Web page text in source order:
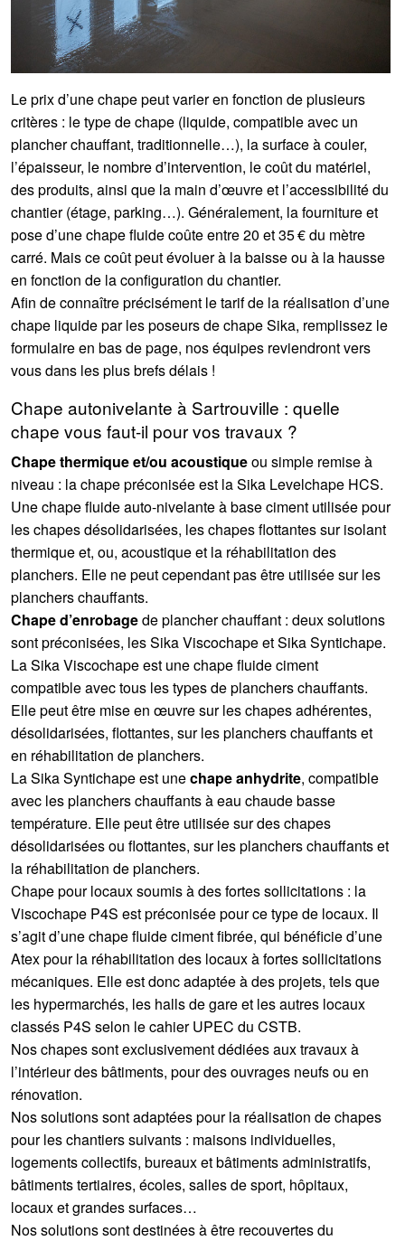
Le prix d’une chape peut varier en fonction de plusieurs
critères : le type de chape (liquide, compatible avec un
plancher chauffant, traditionnelle…), la surface à couler,
l’épaisseur, le nombre d’intervention, le coût du matériel,
des produits, ainsi que la main d’œuvre et l’accessibilité du
chantier (étage, parking…). Généralement, la fourniture et
pose d’une chape fluide coûte entre 20 et 35 € du mètre
carré. Mais ce coût peut évoluer à la baisse ou à la hausse
en fonction de la configuration du chantier.
Afin de connaître précisément le tarif de la réalisation d’une
chape liquide par les poseurs de chape Sika, remplissez le
formulaire en bas de page, nos équipes reviendront vers
vous dans les plus brefs délais !
Chape autonivelante à Sartrouville : quelle
chape vous faut-il pour vos travaux ?
Chape thermique et/ou acoustiqueou simple remise à
niveau : la chape préconisée est la Sika Levelchape HCS.
Une chape fluide auto-nivelante à base ciment utilisée pour
les chapes désolidarisées, les chapes flottantes sur isolant
thermique et, ou, acoustique et la réhabilitation des
planchers. Elle ne peut cependant pas être utilisée sur les
planchers chauffants.
Chape d’enrobagede plancher chauffant : deux solutions
sont préconisées, les Sika Viscochape et Sika Syntichape.
La Sika Viscochape est une chape fluide ciment
compatible avec tous les types de planchers chauffants.
Elle peut être mise en œuvre sur les chapes adhérentes,
désolidarisées, flottantes, sur les planchers chauffants et
en réhabilitation de planchers.
La Sika Syntichape est unechape anhydrite, compatible
avec les planchers chauffants à eau chaude basse
température. Elle peut être utilisée sur des chapes
désolidarisées ou flottantes, sur les planchers chauffants et
la réhabilitation de planchers.
Chape pour locaux soumis à des fortes sollicitations : la
Viscochape P4S est préconisée pour ce type de locaux. Il
s’agit d’une chape fluide ciment fibrée, qui bénéficie d’une
Atex pour la réhabilitation des locaux à fortes sollicitations
mécaniques. Elle est donc adaptée à des projets, tels que
les hypermarchés, les halls de gare et les autres locaux
classés P4S selon le cahier UPEC du CSTB.
Nos chapes sont exclusivement dédiées aux travaux à
l’intérieur des bâtiments, pour des ouvrages neufs ou en
rénovation.
Nos solutions sont adaptées pour la réalisation de chapes
pour les chantiers suivants : maisons individuelles,
logements collectifs, bureaux et bâtiments administratifs,
bâtiments tertiaires, écoles, salles de sport, hôpitaux,
locaux et grandes surfaces…
Nos solutions sont destinées à être recouvertes du